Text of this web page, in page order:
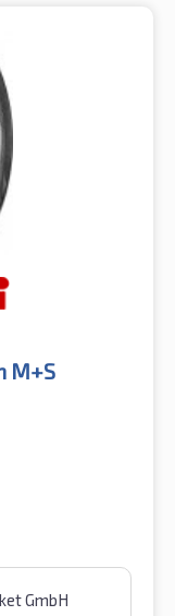
M+S
GmbH